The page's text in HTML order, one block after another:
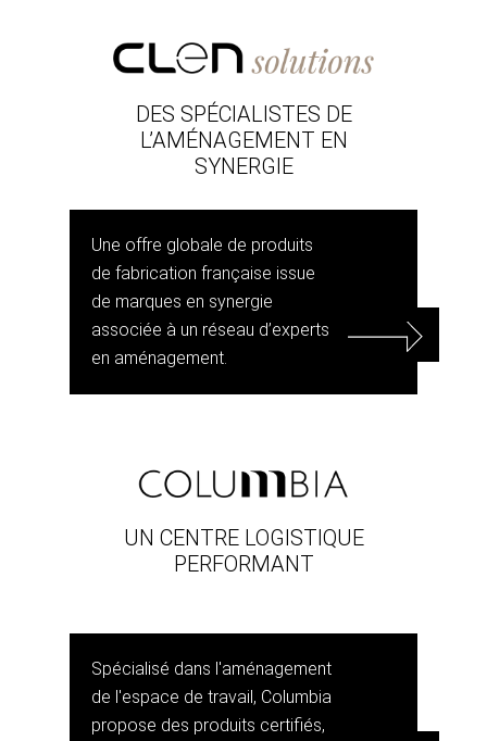
DES SPÉCIALISTES DE
L’AMÉNAGEMENT EN
SYNERGIE
Une offre globale de produits
de fabrication française issue
de marques en synergie
associée à un réseau d’experts
en aménagement.
UN CENTRE LOGISTIQUE
PERFORMANT
Spécialisé dans l'aménagement
de l'espace de travail, Columbia
propose des produits certifiés,